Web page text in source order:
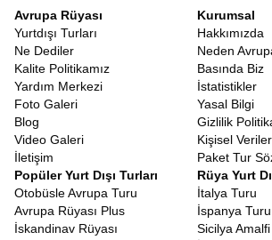
harcamanıza gerek yok. Doğru planlama,
ve profesyonel operasyon yönetimimiz
minimize ederek bu avantajı doğrudan
yansıtıyoruz. Böylece rüya gibi bir tatil,
haline geliyor.
9 Günlük Orta Asya Turu
Modern yaşamın en büyük sorunu
programımızı, katılımcılarımızın kısıtlı
yeri görebilecekleri şekilde optimize ettik.
süren bu dopdolu programda, tek bir
Her günün planı, yorucu olmayan ama bir o
bir tempoda hazırlanmıştır. 9 günün sonunda
baktığınızda, sanki aylardır oradaymışsınız
Avrupa Rüyası
Yurtdışı Turları
Ne Dediler
Kalite Politikamız
Yardım Merkezi
Foto Galeri
Blog
Video Galeri
İletişim
Kurumsal
Hakkımızda
Neden
Basında Biz
İstatistikler
Yasal Bilgi
Gizlilik
Kişisel
Paket Tur
Popüler Yurt Dışı Turları
Otobüsle Avrupa Turu
Avrupa Rüyası Plus
İskandinav Rüyası
Rüya Yurt
İtalya Turu
İspanya Turu
Sicilya